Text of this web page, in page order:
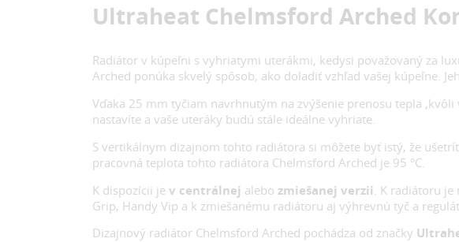
Ultraheat Chelmsford Arched
Radiátor v kúpeľni s vyhriatymi uterákmi, kedysi považovaný za
Arched ponúka skvelý spôsob, ako doladiť vzhľad vašej kúpeľne.
Vďaka 25 mm tyčiam navrhnutým na zvýšenie prenosu tepla
nastavíte a vaše uteráky budú stále ideálne vyhriate.
S vertikálnym dizajnom tohto radiátora si môžete byť istý, že
pracovná teplota tohto radiátora Chelmsford Arched je 95 °C.
K dispozícii je v centrálnej alebo zmiešanej verzii . K radiátoru
Grip, Handy Vip a k zmiešanému radiátoru aj výhrevnú tyč a
Dizajnový radiátor Chelmsford Arched pochádza od značky